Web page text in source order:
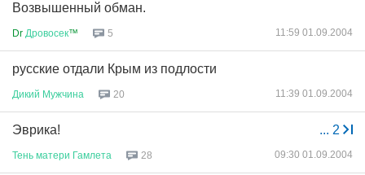
Возвышенный обман.
Dr Дровосек™ 5 11:59 01.09.2004
русские отдали Крым из подлости
Дикий Мужчина 20 11:39 01.09.2004
... 2
Эврика!
Тень матери Гамлета 28 09:30 01.09.2004